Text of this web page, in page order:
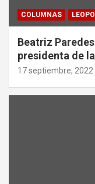
COLUMNAS
Beatriz
presidenta de
17 septiembre, 2022